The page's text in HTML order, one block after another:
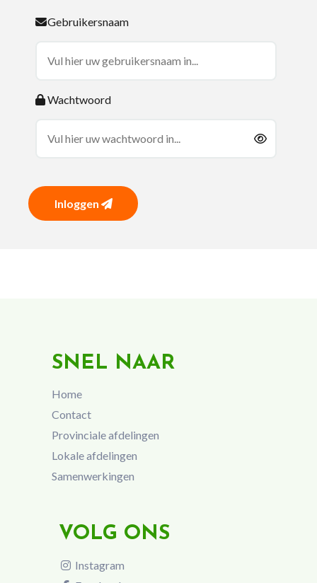
Gebruikersnaam
Wachtwoord
Inloggen
SNEL NAAR
Home
Contact
Provinciale afdelingen
Lokale afdelingen
Samenwerkingen
VOLG ONS
Instagram